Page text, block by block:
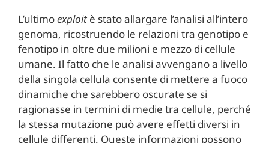
L’ultimoexploit è stato allargare l’analisi all’intero
genoma, ricostruendo le relazioni tra genotipo e
fenotipo in oltre due milioni e mezzo di cellule
umane. Il fatto che le analisi avvengano a livello
della singola cellula consente di mettere a fuoco
dinamiche che sarebbero oscurate se si
ragionasse in termini di medie tra cellule, perché
la stessa mutazione può avere effetti diversi in
cellule differenti. Queste informazioni possono